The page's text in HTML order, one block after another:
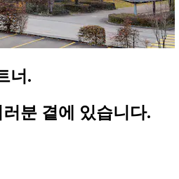
너.
러분 곁에 있습니다.